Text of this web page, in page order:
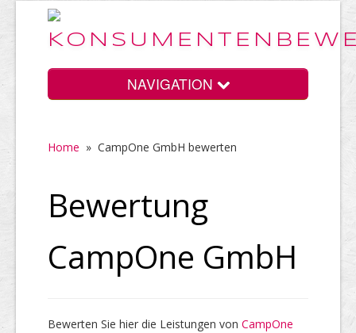
NAVIGATION
Home
Vorteile
Home » CampOne GmbH bewerten
Bewertung
CampOne GmbH
Bewerten Sie hier die Leistungen von CampOne